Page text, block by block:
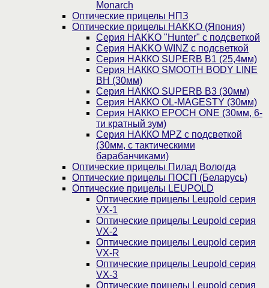
Monarch
Оптические прицелы НПЗ
Оптические прицелы HAKKO (Япония)
Cерия HAKKO "Hunter" с подсветкой
Серия НAKKO WINZ с подсветкой
Серия НАККО SUPERB B1 (25,4мм)
Серия НАККО SMOOTH BODY LINE
BH (30мм)
Серия НАККО SUPERB B3 (30мм)
Серия НАККО OL-MAGESTY (30мм)
Серия НАККО EPOCH ONE (30мм, 6-
ти кратный зум)
Серия НАККО MPZ с подсветкой
(30мм, c тактическими
барабанчиками)
Оптические прицелы Пилад Вологда
Оптические прицелы ПОСП (Беларусь)
Оптические прицелы LEUPOLD
Оптические прицелы Leupold серия
VX-1
Оптические прицелы Leupold серия
VX-2
Оптические прицелы Leupold серия
VX-R
Оптические прицелы Leupold серия
VX-3
Оптические прицелы Leupold серия